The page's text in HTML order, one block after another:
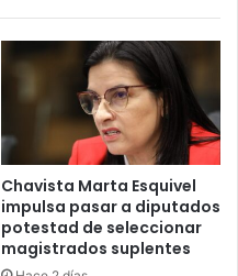
Chavista Marta Esquivel
impulsa pasar a diputados
potestad de seleccionar
magistrados suplentes